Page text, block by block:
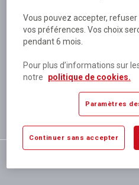
Plus de 180 personnes
à votre écoute
Plus de 80 000
disponibles
Expédition le jour
si validation avant 12h
satisfaction totale
Vous pouvez accepter,
vos préférences. Vos choix
pendant 6 mois.
Pour plus d’informations sur
notre
politique de cookies.
Paramètres
Continuer sans accepter